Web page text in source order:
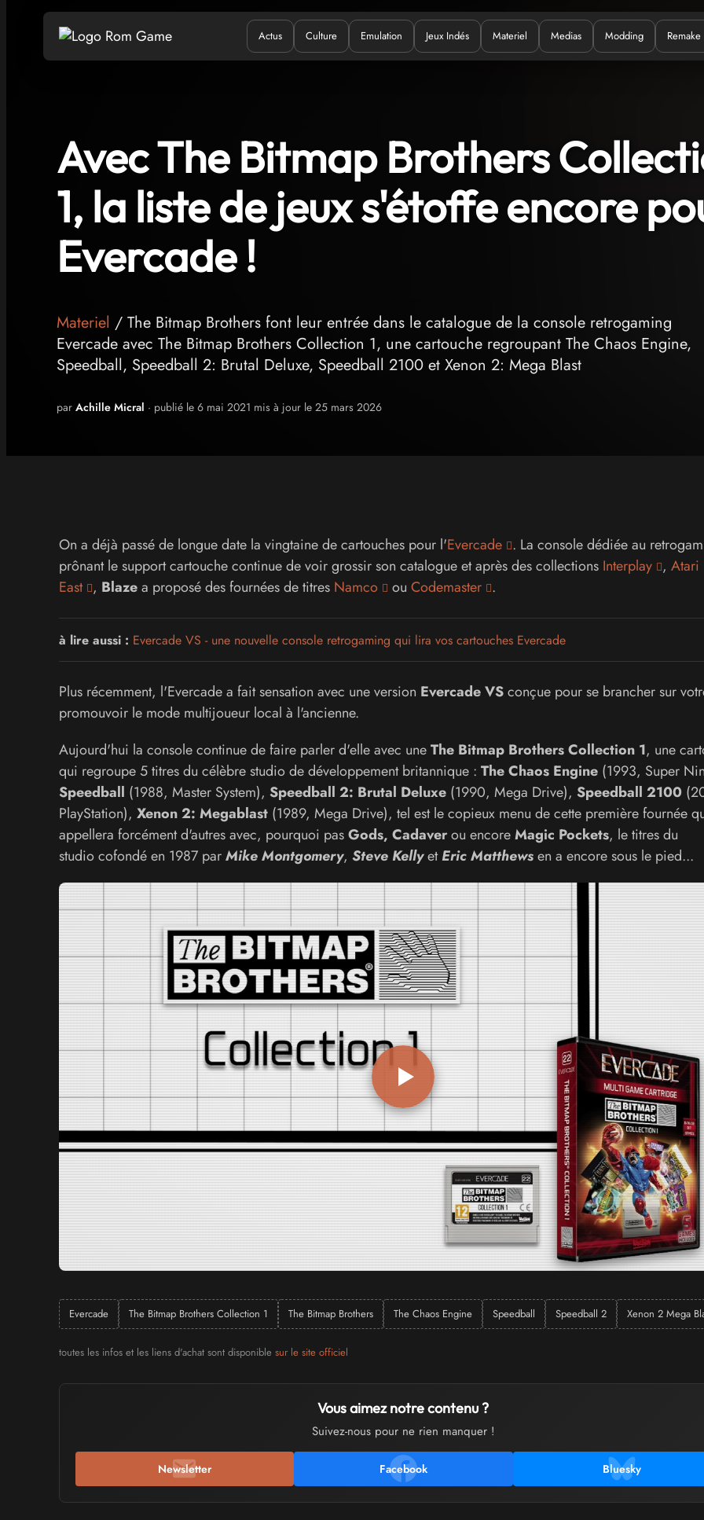
Où ? Quoi ?
Actus Culture Emulation Jeux Indés Materiel Medias Modding Remake
Avec The Bitmap Brothers
1, la liste de jeux s'étoffe encore
Evercade !
Materiel / The Bitmap Brothers font leur entrée dans le catalogue de la console retrogaming
Evercade avec The Bitmap Brothers Collection 1, une cartouche regroupant The Chaos Engine,
Speedball, Speedball 2: Brutal Deluxe, Speedball 2100 et Xenon 2: Mega Blast
par Achille Micral · publié le 6 mai 2021 mis à jour le 25 mars 2026
On a déjà passé de longue date la vingtaine de cartouches pour l'Evercade . La console dédiée au
prônant le support cartouche continue de voir grossir son catalogue et après des collections Interplay , Atari
East , Blazea proposé des fournées de titres Namco ou Codemaster .
à lire aussi : Evercade VS - une nouvelle console retrogaming qui lira vos cartouches Evercade
Plus récemment, l'Evercade a fait sensation avec une version Evercade VSconçue pour se brancher sur
promouvoir le mode multijoueur local à l'ancienne.
Aujourd'hui la console continue de faire parler d'elle avec uneThe Bitmap Brothers Collection 1, une
qui regroupe 5 titres du célèbre studio de développement britannique : The Chaos Engine(1993, Super
Speedball (1988, Master System), Speedball 2: Brutal Deluxe(1990, Mega Drive), Speedball 2100
PlayStation), Xenon 2: Megablast(1989, Mega Drive), tel est le copieux menu de cette première fournée
appellera forcément d'autres avec, pourquoi pasGods, Cadaverou encoreMagic Pockets, le titres du
studio cofondé en 1987 parMike Montgomery, Steve KellyetEric Matthewsen a encore sous le pied...
Evercade The Bitmap Brothers Collection 1 The Bitmap Brothers The Chaos Engine Speedball Speedball 2 Xenon 2 Mega
toutes les infos et les liens d'achat sont disponible sur le site officiel
Vous aimez notre contenu ?
Suivez-nous pour ne rien manquer !
Newsletter Facebook Bluesky